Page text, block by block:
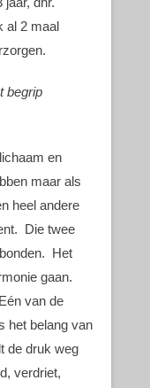
al 2 maal
begrip
en
maar als
heel andere
Die twee
Het
gaan.
van de
het belang van
de druk weg
verdriet,